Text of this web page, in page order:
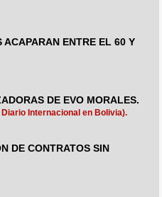
ENTRE EL 60 Y
DE EVO MORALES.
Internacional en Bolivia).
DE CONTRATOS SIN